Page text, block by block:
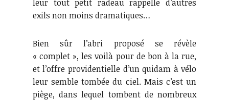
leur tout petit radeau rappelle d’autres
exils non moins dramatiques…
Bien sûr l’abri proposé se révèle
« complet », les voilà pour de bon à la rue,
et l’offre providentielle d’un quidam à vélo
leur semble tombée du ciel. Mais c’est un
piège, dans lequel tombent de nombreux